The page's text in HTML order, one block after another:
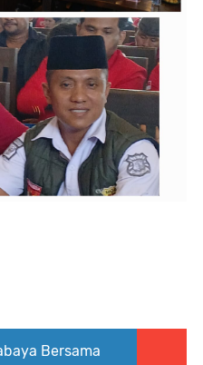
Bersama